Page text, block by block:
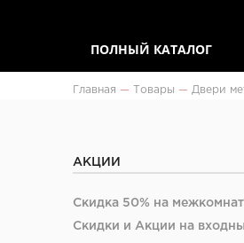
ПОЛНЫЙ КАТАЛОГ
Главная — Товары — Двери
АКЦИИ
Скидка 50% на
Скидки и Акции на